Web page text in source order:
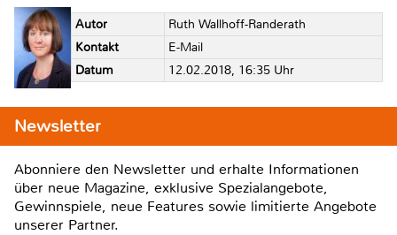
Autor
Ruth Wallhoff-Randerath
Kontakt
E-Mail
Datum
12.02.2018, 16:35 Uhr
Newsletter
Abonniere den Newsletter und erhalte Informationen
über neue Magazine, exklusive Spezialangebote,
Gewinnspiele, neue Features sowie limitierte Angebote
unserer Partner.